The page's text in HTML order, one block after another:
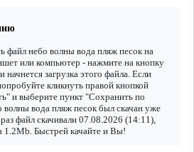
файл небо волны вода пляж песок на
или компьютер - нажмите на кнопку
начнется загрузка этого файла. Если
кликнуть правой кнопкой
и выберите пункт "Сохранить по
волны вода пляж песок был скачан уже
файл скачивали 07.08.2026 (14:11),
1.2Mb. Быстрей качайте и Вы!